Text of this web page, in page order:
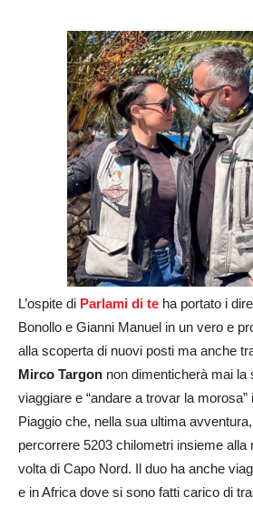
L’ospite di Parlami di te ha portato i
Bonollo e Gianni Manuel in un vero e
alla scoperta di nuovi posti ma anche
Mirco Targon non dimenticherà mai la
viaggiare e “andare a trovar la
Piaggio che, nella sua ultima
percorrere 5203 chilometri insieme alla
volta di Capo Nord. Il duo ha anche
e in Africa dove si sono fatti carico di